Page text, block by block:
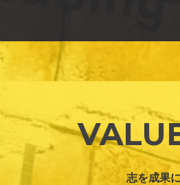
志を成果